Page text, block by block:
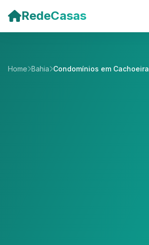
RedeCasas
Home Bahia Condomínios em Cachoeira